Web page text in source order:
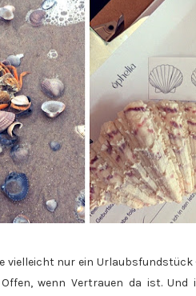
vielleicht nur ein
wenn Vertrauen da ist. Und